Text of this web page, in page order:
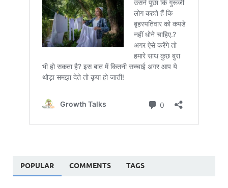
POPULAR COMMENTS TAGS